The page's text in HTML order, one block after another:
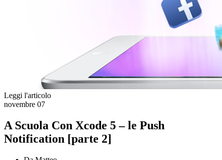
Leggi l'articolo
novembre 07
A Scuola Con Xcode 5 – le Push
Notification [parte 2]